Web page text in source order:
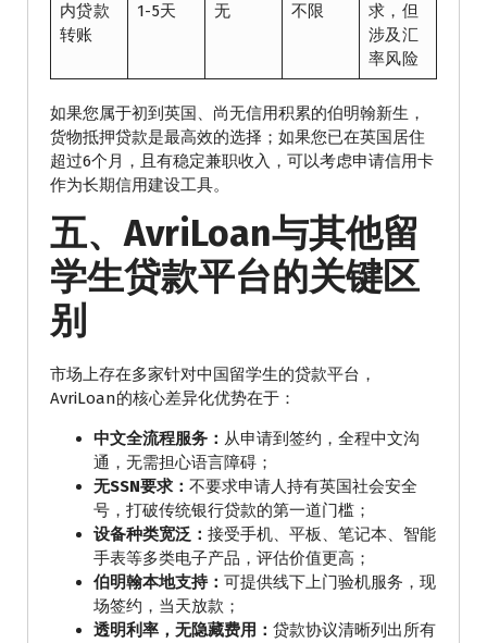
内贷款
转账
1-5天 无 不限
求，但
涉及汇
率风险
如果您属于初到英国、尚无信用积累的伯明翰新生，
货物抵押贷款是最高效的选择；如果您已在英国居住
超过6个月，且有稳定兼职收入，可以考虑申请信用卡
作为长期信用建设工具。
五、AvriLoan与其他留
学生贷款平台的关键区
别
市场上存在多家针对中国留学生的贷款平台，
AvriLoan的核心差异化优势在于：
中文全流程服务： 从申请到签约，全程中文沟
通，无需担心语言障碍；
无SSN要求： 不要求申请人持有英国社会安全
号，打破传统银行贷款的第一道门槛；
设备种类宽泛： 接受手机、平板、笔记本、智能
手表等多类电子产品，评估价值更高；
伯明翰本地支持： 可提供线下上门验机服务，现
场签约，当天放款；
透明利率，无隐藏费用： 贷款协议清晰列出所有